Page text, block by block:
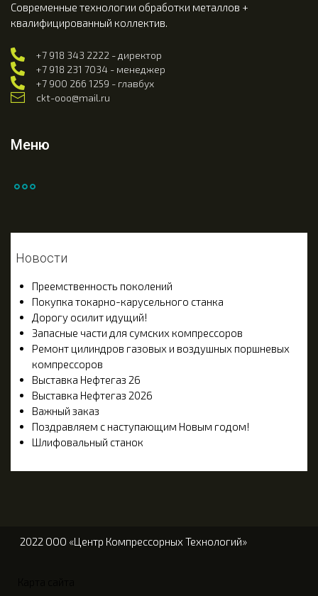
Современные технологии обработки металлов +
квалифицированный коллектив.
+7 918 343 2222 - директор
+7 918 231 7034 - менеджер
+7 900 266 1259 - главбух
ckt-ooo@mail.ru
Меню
Новости
Преемственность поколений
Покупка токарно-карусельного станка
Дорогу осилит идущий!
Запасные части для сумских компрессоров
Ремонт цилиндров газовых и воздушных поршневых
компрессоров
Выставка Нефтегаз 26
Выставка Нефтегаз 2026
Важный заказ
Поздравляем с наступающим Новым годом!
Шлифовальный станок
2022 ООО «Центр Компрессорных Технологий»